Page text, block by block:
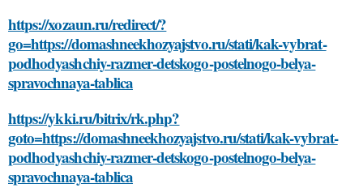
https://xozaun.ru/redirect/?
go=https://domashneekhozyajstvo.ru/stati/kak-vybrat-
podhodyashchiy-razmer-detskogo-postelnogo-belya-
spravochnaya-tablica
https://ykki.ru/bitrix/rk.php?
goto=https://domashneekhozyajstvo.ru/stati/kak-vybrat-
podhodyashchiy-razmer-detskogo-postelnogo-belya-
spravochnaya-tablica